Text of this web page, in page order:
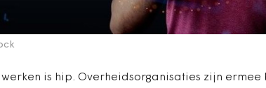
is hip. Overheidsorganisaties zijn ermee